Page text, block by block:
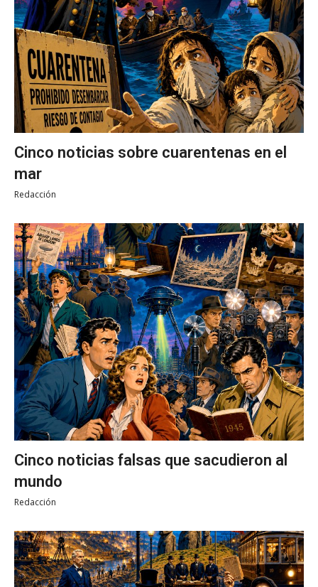
Cinco noticias sobre cuarentenas en el
mar
Redacción
Cinco noticias falsas que sacudieron al
mundo
Redacción